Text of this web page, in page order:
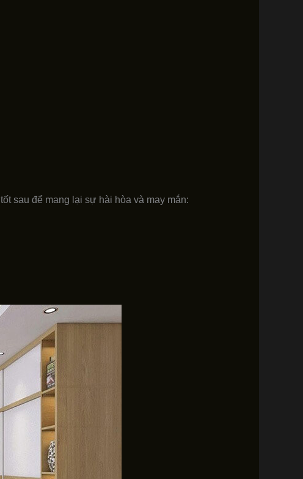
sau để mang lại sự hài hòa và may mắn: